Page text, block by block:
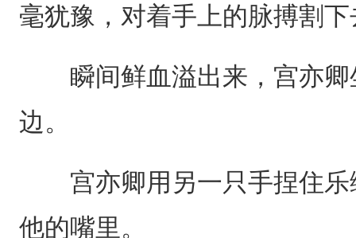
毫犹豫，对着手上的脉搏割下
瞬间鲜血溢出来，宫亦卿
边。
宫亦卿用另一只手捏住乐
他的嘴里。